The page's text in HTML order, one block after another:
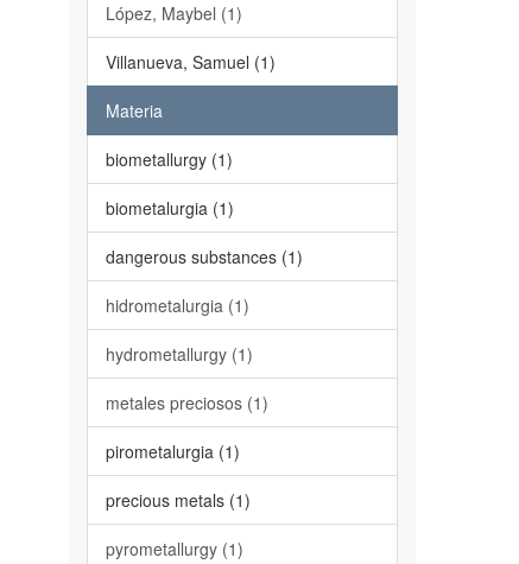
López, Maybel (1)
Villanueva, Samuel (1)
Materia
biometallurgy (1)
biometalurgia (1)
dangerous substances (1)
hidrometalurgia (1)
hydrometallurgy (1)
metales preciosos (1)
pirometalurgia (1)
precious metals (1)
pyrometallurgy (1)